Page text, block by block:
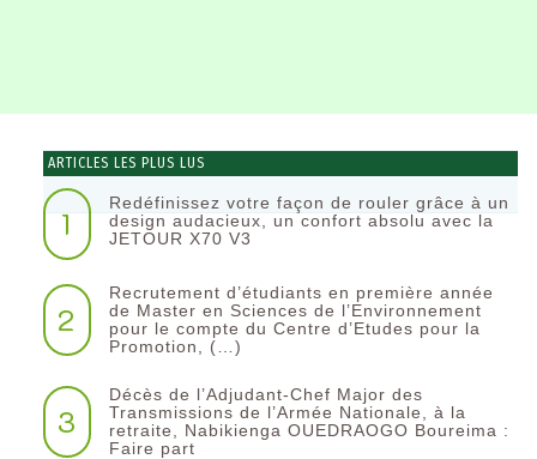
ARTICLES LES PLUS LUS
1
Redéfinissez votre façon de rouler grâce à un
design audacieux, un confort absolu avec la
JETOUR X70 V3
2
Recrutement d’étudiants en première année
de Master en Sciences de l’Environnement
pour le compte du Centre d’Etudes pour la
Promotion, (…)
3
Décès de l’Adjudant-Chef Major des
Transmissions de l’Armée Nationale, à la
retraite, Nabikienga OUEDRAOGO Boureima :
Faire part